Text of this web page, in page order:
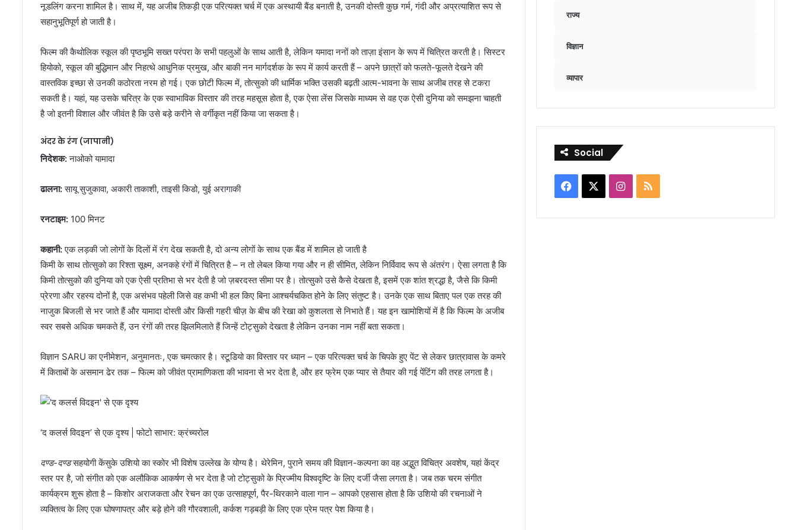
नूडलिंग करना शामिल है। साथ में, यह अजीब तिकड़ी एक परित्यक्त चर्च में एक अस्थायी बैंड बनाती है, उनकी दोस्ती कुछ गर्म, गंदी और अप्रत्याशित रूप से
सहानुभूतिपूर्ण हो जाती है।
फिल्म की कैथोलिक स्कूल की पृष्ठभूमि सख्त परंपरा के सभी पहलुओं के साथ आती है, लेकिन यमादा ननों को ताज़ा इंसान के रूप में चित्रित करती है। सिस्टर
हियोको, स्कूल की बुद्धिमान और निहत्थे आधुनिक प्रमुख, और बाकी नन मार्गदर्शक के रूप में कार्य करती हैं – अपने छात्रों को फलते-फूलते देखने की
वास्तविक इच्छा से उनकी कठोरता नरम हो गई। एक छोटी फिल्म में, तोत्सुको की धार्मिक भक्ति उसकी बढ़ती आत्म-भावना के साथ अजीब तरह से टकरा
सकती है। यहां, यह उसके चरित्र के एक स्वाभाविक विस्तार की तरह महसूस होता है, एक ऐसा लेंस जिसके माध्यम से वह एक ऐसी दुनिया को समझना चाहती
है जो इतनी विशाल और जीवंत है कि उसे बड़े करीने से वर्गीकृत नहीं किया जा सकता है।
अंदर के रंग (जापानी)
निदेशक:नाओको यामादा
ढालना:सायू सुजुकावा, अकारी ताकाशी, ताइसी किडो, युई अरागाकी
रनटाइम: 100 मिनट
कहानी:एक लड़की जो लोगों के दिलों में रंग देख सकती है, दो अन्य लोगों के साथ एक बैंड में शामिल हो जाती है
किमी के साथ तोत्सुको का रिश्ता सूक्ष्म, अनकहे रंगों में चित्रित है – न तो लेबल किया गया और न ही सीमित, लेकिन निर्विवाद रूप से अंतरंग। ऐसा लगता है कि
किमी तोत्सुको की दुनिया को एक ऐसी प्रतिभा से भर देती है जो ज़बरदस्त सीमा पर है। तोत्सुको उसे कैसे देखता है, इसमें एक शांत श्रद्धा है, जैसे कि किमी
प्रेरणा और रहस्य दोनों है, एक असंभव पहेली जिसे वह कभी भी हल किए बिना आश्चर्यचकित होने के लिए संतुष्ट है। उनके एक साथ बिताए पल एक तरह की
नाजुक बिजली से भर जाते हैं और यामादा दोस्ती और किसी गहरी चीज़ के बीच की रेखा को कुशलता से निभाते हैं। यह इन खामोशियों में है कि फिल्म के अजीब
स्वर सबसे अधिक चमकते हैं, उन रंगों की तरह झिलमिलाते हैं जिन्हें टोट्सुको देखता है लेकिन उनका नाम नहीं बता सकता।
विज्ञान SARU का एनीमेशन, अनुमानतः, एक चमत्कार है। स्टूडियो का विस्तार पर ध्यान – एक परित्यक्त चर्च के चिपके हुए पेंट से लेकर छात्रावास के कमरे
में किताबों के असमान ढेर तक – फिल्म को जीवंत प्रामाणिकता की भावना से भर देता है, और हर फ्रेम एक प्यार से तैयार की गई पेंटिंग की तरह लगता है।
‘द कलर्स विदइन’ से एक दृश्य | फोटो साभार: क्रंच्यरोल
दण्ड-दण्डसहयोगी केंसुके उशियो का स्कोर भी विशेष उल्लेख के योग्य है। थेरेमिन, पुराने समय की विज्ञान-कल्पना का वह अद्भुत विचित्र अवशेष, यहां केंद्र
स्तर पर है, जो संगीत को एक अलौकिक आकर्षण से भर देता है जो टोट्सुको के प्रिज्मीय विश्वदृष्टि के लिए दर्जी जैसा लगता है। जब तक चरम संगीत
कार्यक्रम शुरू होता है – किशोर अराजकता और रेचन का एक उत्साहपूर्ण, पैर-थिरकाने वाला गान – आपको एहसास होता है कि उशियो की रचनाओं ने
व्यक्तित्व के लिए एक घोषणापत्र और बड़े होने की गौरवशाली, कर्कश गड़बड़ी के लिए एक प्रेम पत्र पेश किया है।
राज्य
विज्ञान
व्यापार
Social
Facebook Instagram
RSS